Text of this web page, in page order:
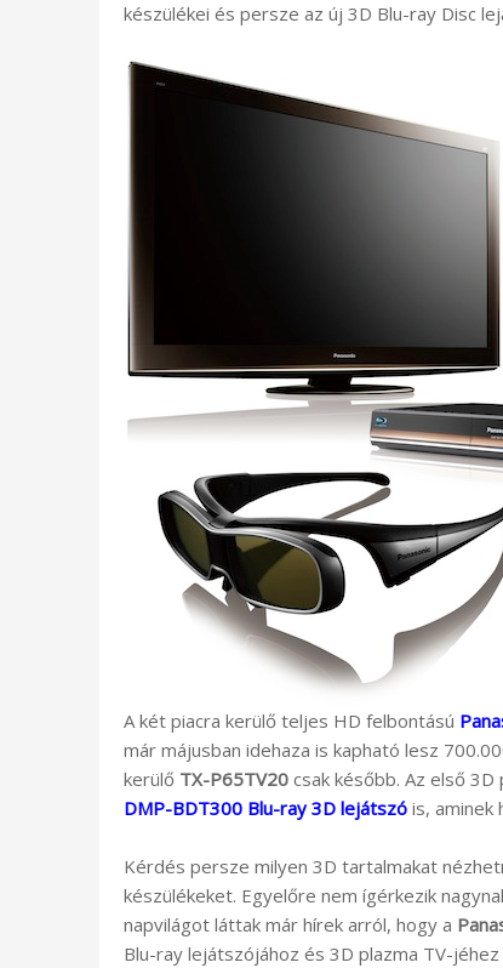
készülékei és persze az új 3D Blu-ray Disc
A két piacra kerülő teljes HD felbontású
már májusban idehaza is kapható lesz
kerülő TX-P65TV20 csak később. Az első
DMP-BDT300 Blu-ray 3D lejátszó is, aminek
Kérdés persze milyen 3D tartalmakat
készülékeket. Egyelőre nem ígérkezik
napvilágot láttak már hírek arról, hogy a
Blu-ray lejátszójához és 3D plazma TV-